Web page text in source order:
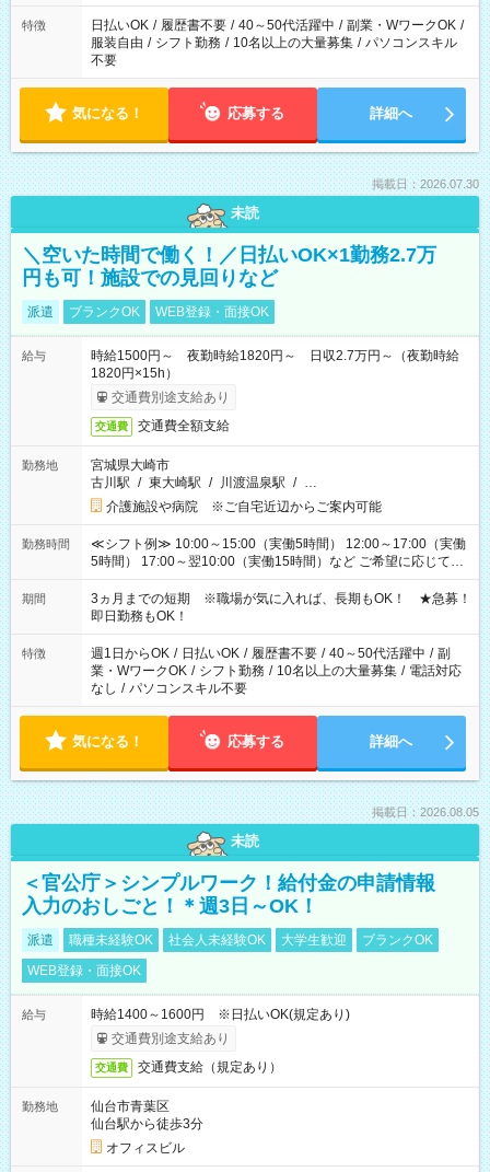
00（実働8ｈ/休憩1ｈ） ＊時間帯固定OK
特徴 日払いOK / 履歴書不要 / 40～50代活躍中 / 副業・WワークOK /
服装自由 / シフト勤務 / 10名以上の大量募集 / パソコンスキル
不要
気になる！ 応募する 詳細へ
掲載日：2026.07.30
未読
＼空いた時間で働く！／日払いOK×1勤務2.7万
円も可！施設での見回りなど
派遣 ブランクOK WEB登録・面接OK
給与
時給1500円～ 夜勤時給1820円～ 日収2.7万円～（夜勤時給
1820円×15h）
交通費別途支給あり
交通費 交通費全額支給
勤務地
宮城県大崎市
古川駅 / 東大崎駅 / 川渡温泉駅 / …
介護施設や病院 ※ご自宅近辺からご案内可能
勤務時間
≪シフト例≫ 10:00～15:00（実働5時間） 12:00～17:00（実働
5時間） 17:00～翌10:00（実働15時間）など ご希望に応じて、
働く時間は調整できます！ お気軽に担当へ相談ください！
期間
3ヵ月までの短期 ※職場が気に入れば、長期もOK！ ★急募！
即日勤務もOK！
特徴 週1日からOK / 日払いOK / 履歴書不要 / 40～50代活躍中 / 副
業・WワークOK / シフト勤務 / 10名以上の大量募集 / 電話対応
なし / パソコンスキル不要
気になる！ 応募する 詳細へ
掲載日：2026.08.05
未読
＜官公庁＞シンプルワーク！給付金の申請情報
入力のおしごと！＊週3日～OK！
派遣 職種未経験OK 社会人未経験OK 大学生歓迎
ブランクOK
WEB登録・面接OK
給与
時給1400～1600円 ※日払いOK(規定あり)
交通費別途支給あり
交通費 交通費支給（規定あり）
勤務地
仙台市青葉区
仙台駅から徒歩3分
オフィスビル